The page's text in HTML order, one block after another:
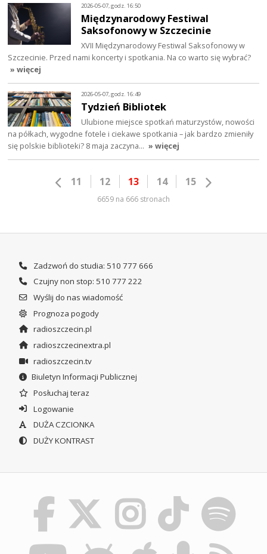
2026-05-07, godz. 16:50
Międzynarodowy Festiwal
Saksofonowy w Szczecinie
XVII Międzynarodowy Festiwal Saksofonowy w
Szczecinie. Przed nami koncerty i spotkania. Na co warto się wybrać?
» więcej
2026-05-07, godz. 16:49
Tydzień Bibliotek
Ulubione miejsce spotkań maturzystów, nowości
na półkach, wygodne fotele i ciekawe spotkania – jak bardzo zmieniły
się polskie biblioteki? 8 maja zaczyna… » więcej
11 12 13 14 15
6659 na 666 stronach
Zadzwoń do studia: 510 777 666
Czujny non stop: 510 777 222
Wyślij do nas wiadomość
Prognoza pogody
radioszczecin.pl
radioszczecinextra.pl
radioszczecin.tv
Biuletyn Informacji Publicznej
Posłuchaj teraz
Logowanie
DUŻA CZCIONKA
DUŻY KONTRAST